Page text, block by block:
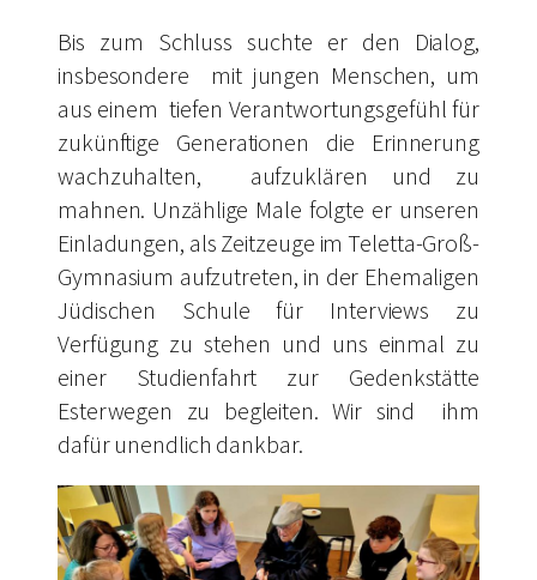
Bis zum Schluss suchte er den Dialog,
insbesondere mit jungen Menschen, um
aus einem tiefen Verantwortungsgefühl für
zukünftige Generationen die Erinnerung
wachzuhalten, aufzuklären und zu
mahnen. Unzählige Male folgte er unseren
Einladungen, als Zeitzeuge im Teletta-Groß-
Gymnasium aufzutreten, in der Ehemaligen
Jüdischen Schule für Interviews zu
Verfügung zu stehen und uns einmal zu
einer Studienfahrt zur Gedenkstätte
Esterwegen zu begleiten. Wir sind ihm
dafür unendlich dankbar.